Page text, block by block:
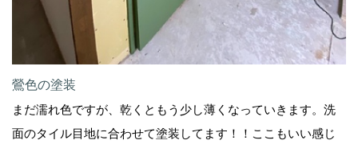
鶯色の塗装
まだ濡れ色ですが、乾くともう少し薄くなっていきます。洗
面のタイル目地に合わせて塗装してます！！ここもいい感じ